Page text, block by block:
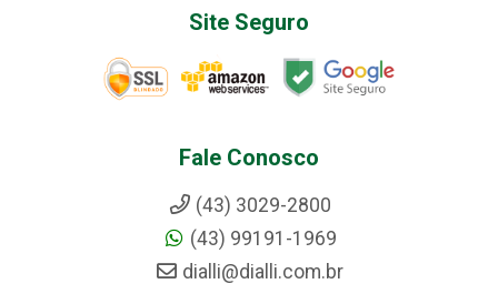
Site Seguro
Fale Conosco
(43) 3029-2800
(43) 99191-1969
dialli@dialli.com.br